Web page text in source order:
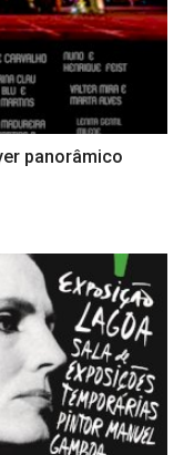
panorâmico